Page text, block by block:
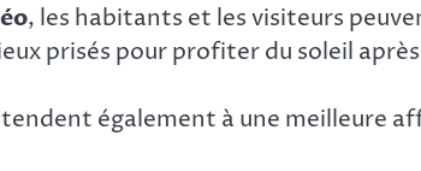
, les habitants et les visiteurs
prisés pour profiter du soleil
également à une meilleure